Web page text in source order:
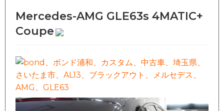
Mercedes-AMG GLE63s 4MATIC+
Coupe